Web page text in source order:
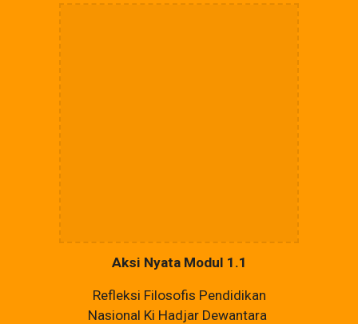
Aksi Nyata Modul 1.1
Refleksi Filosofis Pendidikan
Nasional Ki Hadjar Dewantara